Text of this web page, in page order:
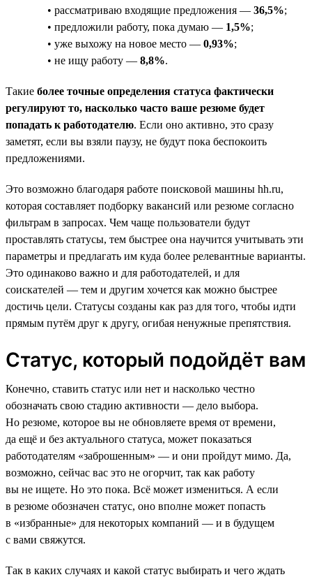
• рассматриваю входящие предложения — 36,5%;
• предложили работу, пока думаю — 1,5%;
• уже выхожу на новое место — 0,93%;
• не ищу работу — 8,8%.
Такие более точные определения статуса фактически
регулируют то, насколько часто ваше резюме будет
попадать к работодателю. Если оно активно, это сразу
заметят, если вы взяли паузу, не будут пока беспокоить
предложениями.
Это возможно благодаря работе поисковой машины hh.ru,
которая составляет подборку вакансий или резюме согласно
фильтрам в запросах. Чем чаще пользователи будут
проставлять статусы, тем быстрее она научится учитывать эти
параметры и предлагать им куда более релевантные варианты.
Это одинаково важно и для работодателей, и для
соискателей — тем и другим хочется как можно быстрее
достичь цели. Статусы созданы как раз для того, чтобы идти
прямым путём друг к другу, огибая ненужные препятствия.
Статус, который подойдёт вам
Конечно, ставить статус или нет и насколько честно
обозначать свою стадию активности — дело выбора.
Но резюме, которое вы не обновляете время от времени,
да ещё и без актуального статуса, может показаться
работодателям «заброшенным» — и они пройдут мимо. Да,
возможно, сейчас вас это не огорчит, так как работу
вы не ищете. Но это пока. Всё может измениться. А если
в резюме обозначен статус, оно вполне может попасть
в «избранные» для некоторых компаний — и в будущем
с вами свяжутся.
Так в каких случаях и какой статус выбирать и чего ждать